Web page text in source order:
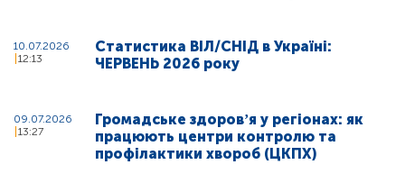
10.07.2026
12:13
Статистика ВІЛ/СНІД в Україні:
ЧЕРВЕНЬ 2026 року
09.07.2026
13:27
Громадське здоровʼя у регіонах: як
працюють центри контролю та
профілактики хвороб (ЦКПХ)